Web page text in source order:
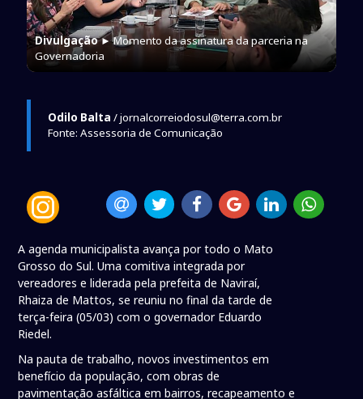
Divulgação► Momento da assinatura da parceria na
Governadoria
Odilo Balta / jornalcorreiodosul@terra.com.br
Fonte: Assessoria de Comunicação
A agenda municipalista avança por todo o Mato
Grosso do Sul. Uma comitiva integrada por
vereadores e liderada pela prefeita de Naviraí,
Rhaiza de Mattos, se reuniu no final da tarde de
terça-feira (05/03) com o governador Eduardo
Riedel.
Na pauta de trabalho, novos investimentos em
benefício da população, com obras de
pavimentação asfáltica em bairros, recapeamento e